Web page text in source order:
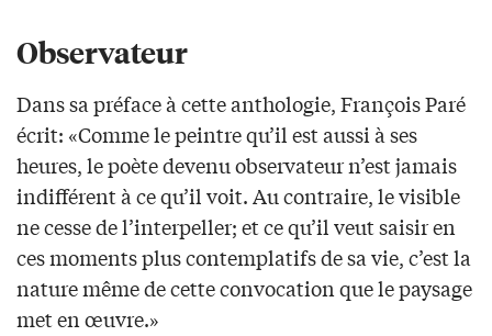
Observateur
Dans sa préface à cette anthologie, François Paré
écrit: «Comme le peintre qu’il est aussi à ses
heures, le poète devenu observateur n’est jamais
indifférent à ce qu’il voit. Au contraire, le visible
ne cesse de l’interpeller; et ce qu’il veut saisir en
ces moments plus contemplatifs de sa vie, c’est la
nature même de cette convocation que le paysage
met en œuvre.»